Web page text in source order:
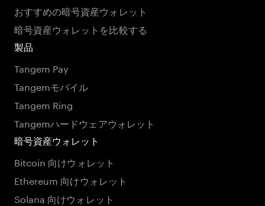
おすすめの暗号資産ウォレット
暗号資産ウォレットを比較する
製品
Tangem Pay
Tangemモバイル
Tangem Ring
Tangemハードウェアウォレット
暗号資産ウォレット
Bitcoin 向けウォレット
Ethereum 向けウォレット
Solana 向けウォレット